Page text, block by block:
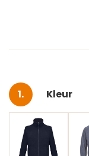
Selecteer
Kleur